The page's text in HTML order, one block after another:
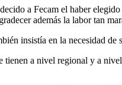
a Fecam el haber
además la labor tan
insistía en la necesidad
a nivel regional y a